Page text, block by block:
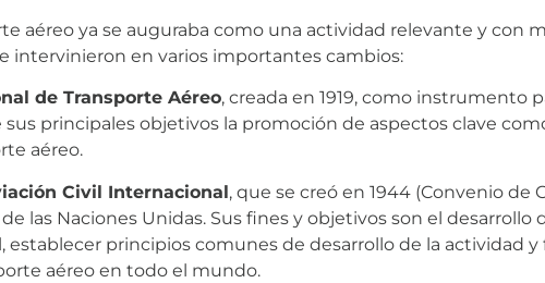
aéreo ya se auguraba como una actividad relevante y con
intervinieron en varios importantes cambios:
de Transporte Aéreo, creada en 1919, como instrumento
principales objetivos la promoción de aspectos clave
aéreo.
Civil Internacional, que se creó en 1944 (Convenio de
las Naciones Unidas. Sus fines y objetivos son el desarrollo
principios comunes de desarrollo de la actividad y
aéreo en todo el mundo.